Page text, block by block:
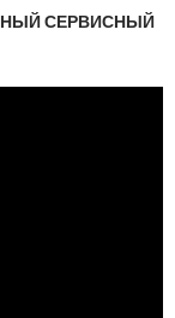
СЕРВИСНЫЙ